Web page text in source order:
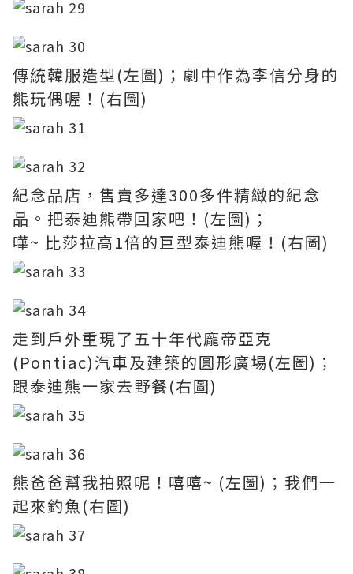
傳統韓服造型(左圖)； 劇中作為李信分身的
熊玩偶喔！ (右圖)
紀念品店，售賣多達300多件精緻的紀念
品。把泰迪熊帶回家吧！(左圖)；
嘩~ 比莎拉高1倍的巨型泰迪熊喔！(右圖)
走到戶外重現了五十年代龐帝亞克
(Pontiac)汽車及建築的圓形廣埸(左圖)；
跟泰迪熊一家去野餐(右圖)
熊爸爸幫我拍照呢！嘻嘻~ (左圖)；我們一
起來釣魚(右圖)